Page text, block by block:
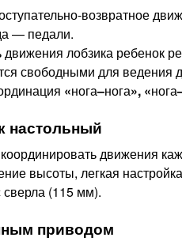
возвратное
— педали.
лобзика ребенок
свободными для ведения
«нога–нога», «нога
настольный
движения
высоты, легкая
(115 мм).
приводом